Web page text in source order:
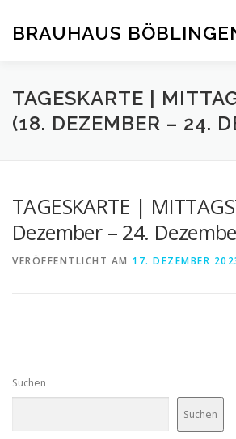
springen
BRAUHAUS
TAGESKARTE |
(18. DEZEMBER – 24.
TAGESKARTE |
Dezember – 24.
VERÖFFENTLICHT AM 17. DEZEMBER
Suchen
Suchen